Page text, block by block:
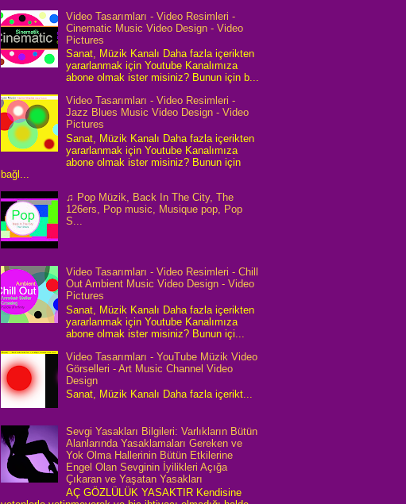
Video Tasarımları - Video Resimleri -
Cinematic Music Video Design - Video
Pictures
Sanat, Müzik Kanalı Daha fazla içerikten
yararlanmak için Youtube Kanalımıza
abone olmak ister misiniz? Bunun için b...
Video Tasarımları - Video Resimleri -
Jazz Blues Music Video Design - Video
Pictures
Sanat, Müzik Kanalı Daha fazla içerikten
yararlanmak için Youtube Kanalımıza
abone olmak ister misiniz? Bunun için
bağl...
♫ Pop Müzik, Back In The City, The
126ers, Pop music, Musique pop, Pop
S...
Video Tasarımları - Video Resimleri - Chill
Out Ambient Music Video Design - Video
Pictures
Sanat, Müzik Kanalı Daha fazla içerikten
yararlanmak için Youtube Kanalımıza
abone olmak ister misiniz? Bunun içi...
Video Tasarımları - YouTube Müzik Video
Görselleri - Art Music Channel Video
Design
Sanat, Müzik Kanalı Daha fazla içerikt...
Sevgi Yasakları Bilgileri: Varlıkların Bütün
Alanlarında Yasaklamaları Gereken ve
Yok Olma Hallerinin Bütün Etkilerine
Engel Olan Sevginin İyilikleri Açığa
Çıkaran ve Yaşatan Yasakları
AÇ GÖZLÜLÜK YASAKTIR Kendisine